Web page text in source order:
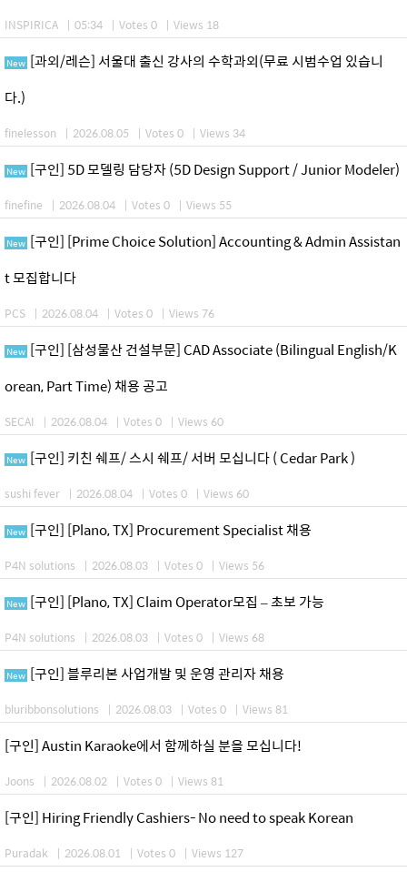
INSPIRICA | 05:34 | Votes 0 | Views 18
New [과외/레슨] 서울대 출신 강사의 수학과외(무료 시범수업 있습니
다.)
finelesson | 2026.08.05 | Votes 0 | Views 34
New [구인] 5D 모델링 담당자 (5D Design Support / Junior Modeler)
finefine | 2026.08.04 | Votes 0 | Views 55
New [구인] [Prime Choice Solution] Accounting & Admin Assistan
t 모집합니다
PCS | 2026.08.04 | Votes 0 | Views 76
New [구인] [삼성물산 건설부문] CAD Associate (Bilingual English/K
orean, Part Time) 채용 공고
SECAI | 2026.08.04 | Votes 0 | Views 60
New [구인] 키친 쉐프/ 스시 쉐프/ 서버 모십니다 ( Cedar Park )
sushi fever | 2026.08.04 | Votes 0 | Views 60
New [구인] [Plano, TX] Procurement Specialist 채용
P4N solutions | 2026.08.03 | Votes 0 | Views 56
New [구인] [Plano, TX] Claim Operator모집 – 초보 가능
P4N solutions | 2026.08.03 | Votes 0 | Views 68
New [구인] 블루리본 사업개발 및 운영 관리자 채용
bluribbonsolutions | 2026.08.03 | Votes 0 | Views 81
[구인] Austin Karaoke에서 함께하실 분을 모십니다!
Joons | 2026.08.02 | Votes 0 | Views 81
[구인] Hiring Friendly Cashiers- No need to speak Korean
Puradak | 2026.08.01 | Votes 0 | Views 127